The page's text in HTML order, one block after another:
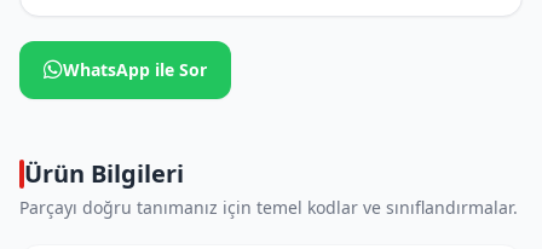
WhatsApp ile Sor
Ürün Bilgileri
Parçayı doğru tanımanız için temel kodlar ve sınıflandırmalar.